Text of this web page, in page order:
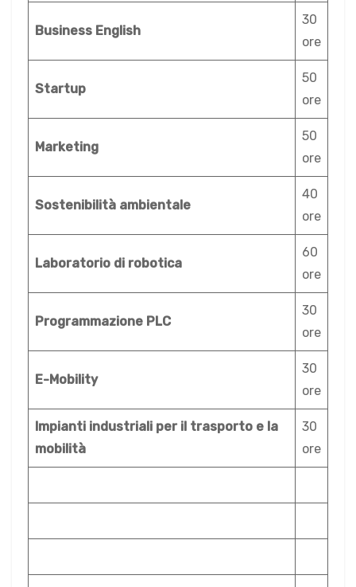
Business English
30
ore
Startup
50
ore
Marketing
50
ore
Sostenibilità ambientale
40
ore
Laboratorio di robotica
60
ore
Programmazione PLC
30
ore
E-Mobility
30
ore
Impianti industriali per il trasporto e la
mobilità
30
ore